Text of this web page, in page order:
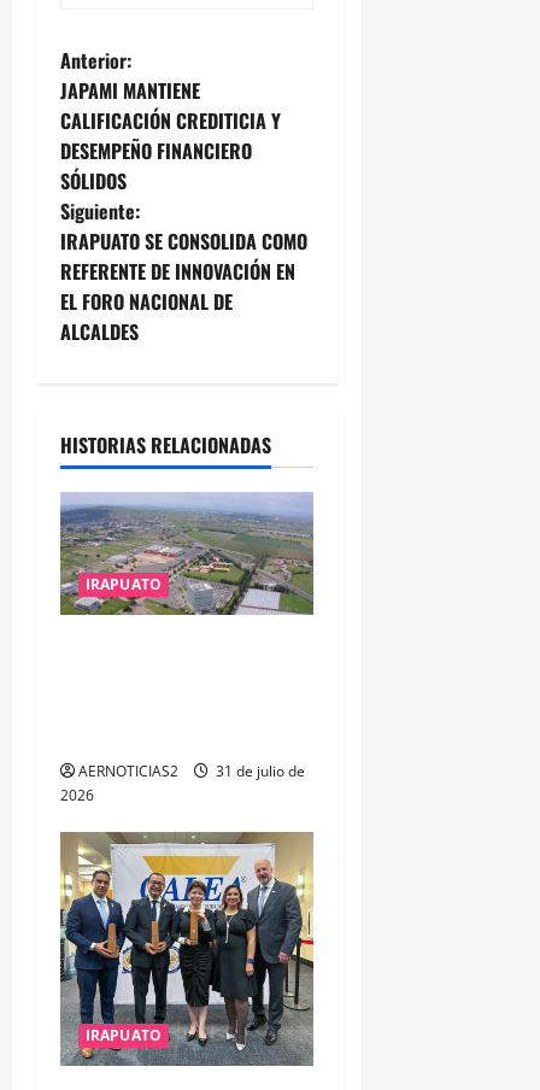
N
a
v
e
g
a
i
ó
n
d
e
t
r
a
d
a
s
Anterior:
JAPAMI MANTIENE
CALIFICACIÓN CREDITICIA Y
DESEMPEÑO FINANCIERO
SÓLIDOS
Siguiente:
IRAPUATO SE CONSOLIDA COMO
REFERENTE DE INNOVACIÓN EN
EL FORO NACIONAL DE
ALCALDES
HISTORIAS RELACIONADAS
IRAPUATO
AERNOTICIAS2
31 de julio de
2026
IRAPUATO